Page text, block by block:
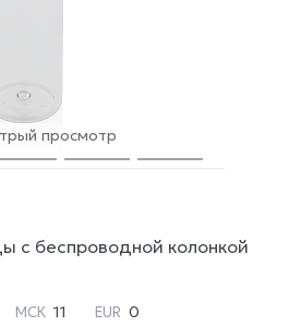
просмотр
с беспроводной колонкой
МСК 11 EUR 0